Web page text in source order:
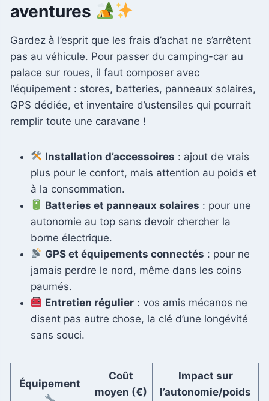
aventures
Gardez à l’esprit que les frais d’achat ne s’arrêtent
pas au véhicule. Pour passer du camping-car au
palace sur roues, il faut composer avec
l’équipement : stores, batteries, panneaux solaires,
GPS dédiée, et inventaire d’ustensiles qui pourrait
remplir toute une caravane !
Installation d’accessoires : ajout de vrais
plus pour le confort, mais attention au poids et
à la consommation.
Batteries et panneaux solaires : pour une
autonomie au top sans devoir chercher la
borne électrique.
GPS et équipements connectés : pour ne
jamais perdre le nord, même dans les coins
paumés.
Entretien régulier : vos amis mécanos ne
disent pas autre chose, la clé d’une longévité
sans souci.
Équipement
Coût
moyen (€)
Impact sur
l’autonomie/poids